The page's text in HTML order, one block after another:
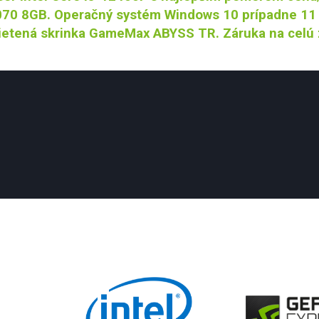
8GB. Operačný systém Windows 10 prípadne
skrinka GameMax ABYSS TR. Záruka na